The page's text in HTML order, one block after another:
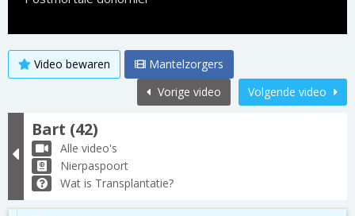
Video bewaren
Mantelzorgers
Volgende video
Vorige video
Bart (42)
Alle video's
Nierpaspoort
Wat is Transplantatie?